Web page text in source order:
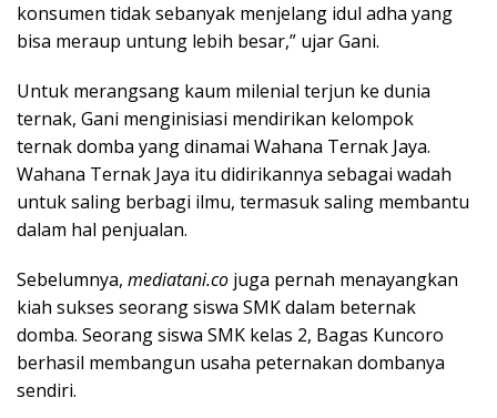
konsumen tidak sebanyak menjelang idul adha yang
bisa meraup untung lebih besar,” ujar Gani.
Untuk merangsang kaum milenial terjun ke dunia
ternak, Gani menginisiasi mendirikan kelompok
ternak domba yang dinamai Wahana Ternak Jaya.
Wahana Ternak Jaya itu didirikannya sebagai wadah
untuk saling berbagi ilmu, termasuk saling membantu
dalam hal penjualan.
Sebelumnya, mediatani.co juga pernah menayangkan
kiah sukses seorang siswa SMK dalam beternak
domba. Seorang siswa SMK kelas 2, Bagas Kuncoro
berhasil membangun usaha peternakan dombanya
sendiri.